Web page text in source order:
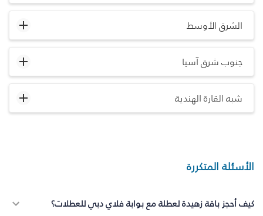
الشرق الأوسط
جنوب شرق آسيا
شبه القارة الهندية
الأسئلة المتكررة
كيف أحجز باقة زهيدة لعطلة مع بوابة فلاي دبي للعطلات؟